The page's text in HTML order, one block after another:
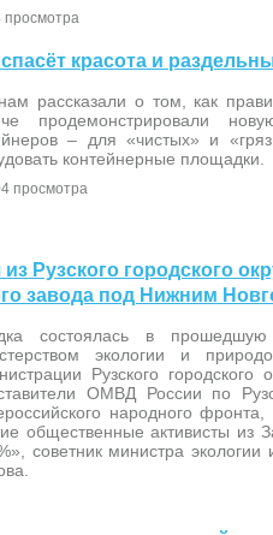
просмотра
красота и
рассказали о том, как
продемонстрировали
– для «чистых» и
контейнерные площадки.
просмотра
из Рузского городского
завода под Нижним
состоялась в
экологии и
Рузского
ОМВД России по
народного
общественные активисты из
советник министра